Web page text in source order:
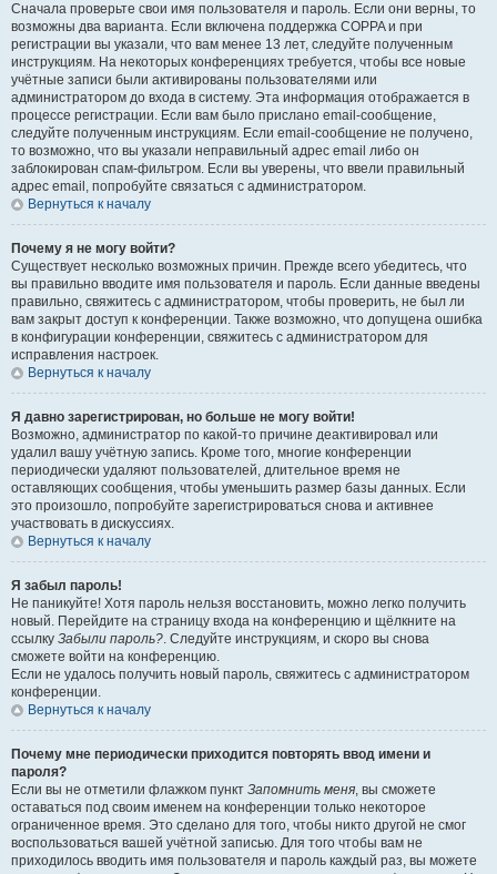
Сначала проверьте свои имя пользователя и пароль. Если они верны, то
возможны два варианта. Если включена поддержка COPPA и при
регистрации вы указали, что вам менее 13 лет, следуйте полученным
инструкциям. На некоторых конференциях требуется, чтобы все новые
учётные записи были активированы пользователями или
администратором до входа в систему. Эта информация отображается в
процессе регистрации. Если вам было прислано email-сообщение,
следуйте полученным инструкциям. Если email-сообщение не получено,
то возможно, что вы указали неправильный адрес email либо он
заблокирован спам-фильтром. Если вы уверены, что ввели правильный
адрес email, попробуйте связаться с администратором.
Вернуться к началу
Почему я не могу войти?
Существует несколько возможных причин. Прежде всего убедитесь, что
вы правильно вводите имя пользователя и пароль. Если данные введены
правильно, свяжитесь с администратором, чтобы проверить, не был ли
вам закрыт доступ к конференции. Также возможно, что допущена ошибка
в конфигурации конференции, свяжитесь с администратором для
исправления настроек.
Вернуться к началу
Я давно зарегистрирован, но больше не могу войти!
Возможно, администратор по какой-то причине деактивировал или
удалил вашу учётную запись. Кроме того, многие конференции
периодически удаляют пользователей, длительное время не
оставляющих сообщения, чтобы уменьшить размер базы данных. Если
это произошло, попробуйте зарегистрироваться снова и активнее
участвовать в дискуссиях.
Вернуться к началу
Я забыл пароль!
Не паникуйте! Хотя пароль нельзя восстановить, можно легко получить
новый. Перейдите на страницу входа на конференцию и щёлкните на
ссылку Забыли пароль?. Следуйте инструкциям, и скоро вы снова
сможете войти на конференцию.
Если не удалось получить новый пароль, свяжитесь с администратором
конференции.
Вернуться к началу
Почему мне периодически приходится повторять ввод имени и
пароля?
Если вы не отметили флажком пункт Запомнить меня, вы сможете
оставаться под своим именем на конференции только некоторое
ограниченное время. Это сделано для того, чтобы никто другой не смог
воспользоваться вашей учётной записью. Для того чтобы вам не
приходилось вводить имя пользователя и пароль каждый раз, вы можете